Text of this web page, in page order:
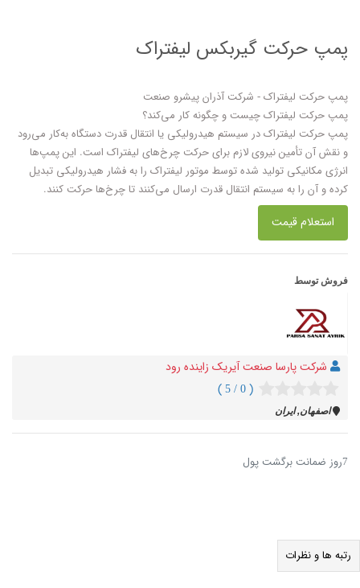
پمپ حرکت گیربکس لیفتراک
پمپ حرکت لیفتراک چیست و چگونه کار می‌کند؟
پمپ حرکت لیفتراک در سیستم هیدرولیکی یا انتقال قدرت دستگاه به‌کار می‌رود
و نقش آن تأمین نیروی لازم برای حرکت چرخ‌های لیفتراک است. این پمپ‌ها
انرژی مکانیکی تولید شده توسط موتور لیفتراک را به فشار هیدرولیکی تبدیل
کرده و آن را به سیستم انتقال قدرت ارسال می‌کنند تا چرخ‌ها حرکت کنند.
استعلام قیمت
فروش توسط
شرکت پارسا صنعت آیریک زاینده رود
( 0 / 5 )
اصفهان, ایران
7روز ضمانت برگشت پول
رتبه ها و نظرات